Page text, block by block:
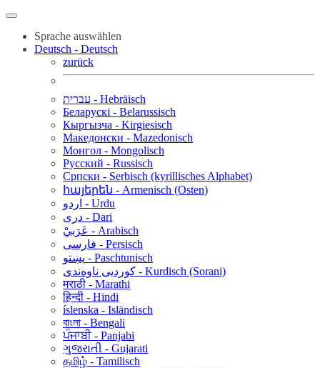
Sprache auswählen
Deutsch - Deutsch
zurück
עברית - Hebräisch
Беларускі - Belarussisch
Кыргызча - Kirgiesisch
Македонски - Mazedonisch
Монгол - Mongolisch
Русский - Russisch
Српски - Serbisch (kyrillisches Alphabet)
հայերեն - Armenisch (Osten)
اردو - Urdu
دری - Dari
عَرَبيْ - Arabisch
فارسی - Persisch
پښتو - Paschtunisch
کوردیی ناوەندی - Kurdisch (Sorani)
मराठी - Marathi
हिन्दी - Hindi
íslenska - Isländisch
বাংলা - Bengali
ਪੰਜਾਬੀ - Panjabi
ગુજરાતી - Gujarati
தமிழ் - Tamilisch